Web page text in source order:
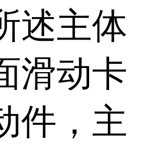
述主体
滑动卡
件，主